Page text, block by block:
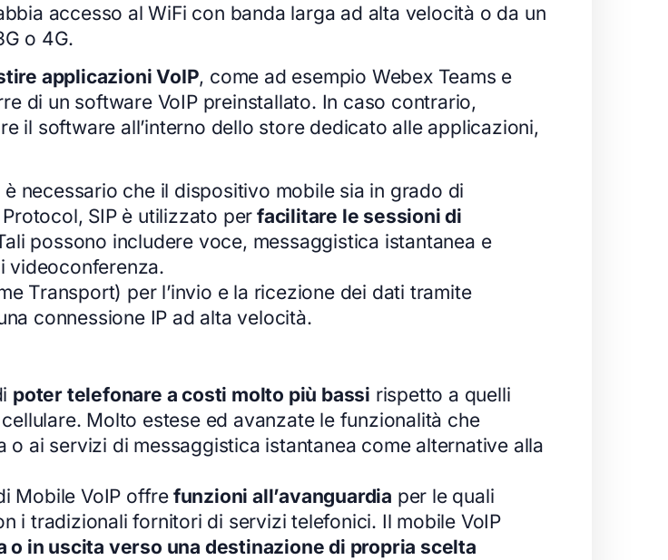
accesso al WiFi con banda larga ad alta velocità o da un
o 4G.
applicazioni VoIP, come ad esempio Webex Teams e
di un software VoIP preinstallato. In caso contrario,
il software all’interno dello store dedicato alle applicazioni,
necessario che il dispositivo mobile sia in grado di
SIP è utilizzato per facilitare le sessioni di
possono includere voce, messaggistica istantanea e
videoconferenza.
Transport) per l’invio e la ricezione dei dati tramite
connessione IP ad alta velocità.
poter telefonare a costi molto più bassi rispetto a quelli
Molto estese ed avanzate le funzionalità che
ai servizi di messaggistica istantanea come alternative alla
Mobile VoIP offre funzioni all’avanguardia per le quali
i tradizionali fornitori di servizi telefonici. Il mobile VoIP
in uscita verso una destinazione di propria scelta